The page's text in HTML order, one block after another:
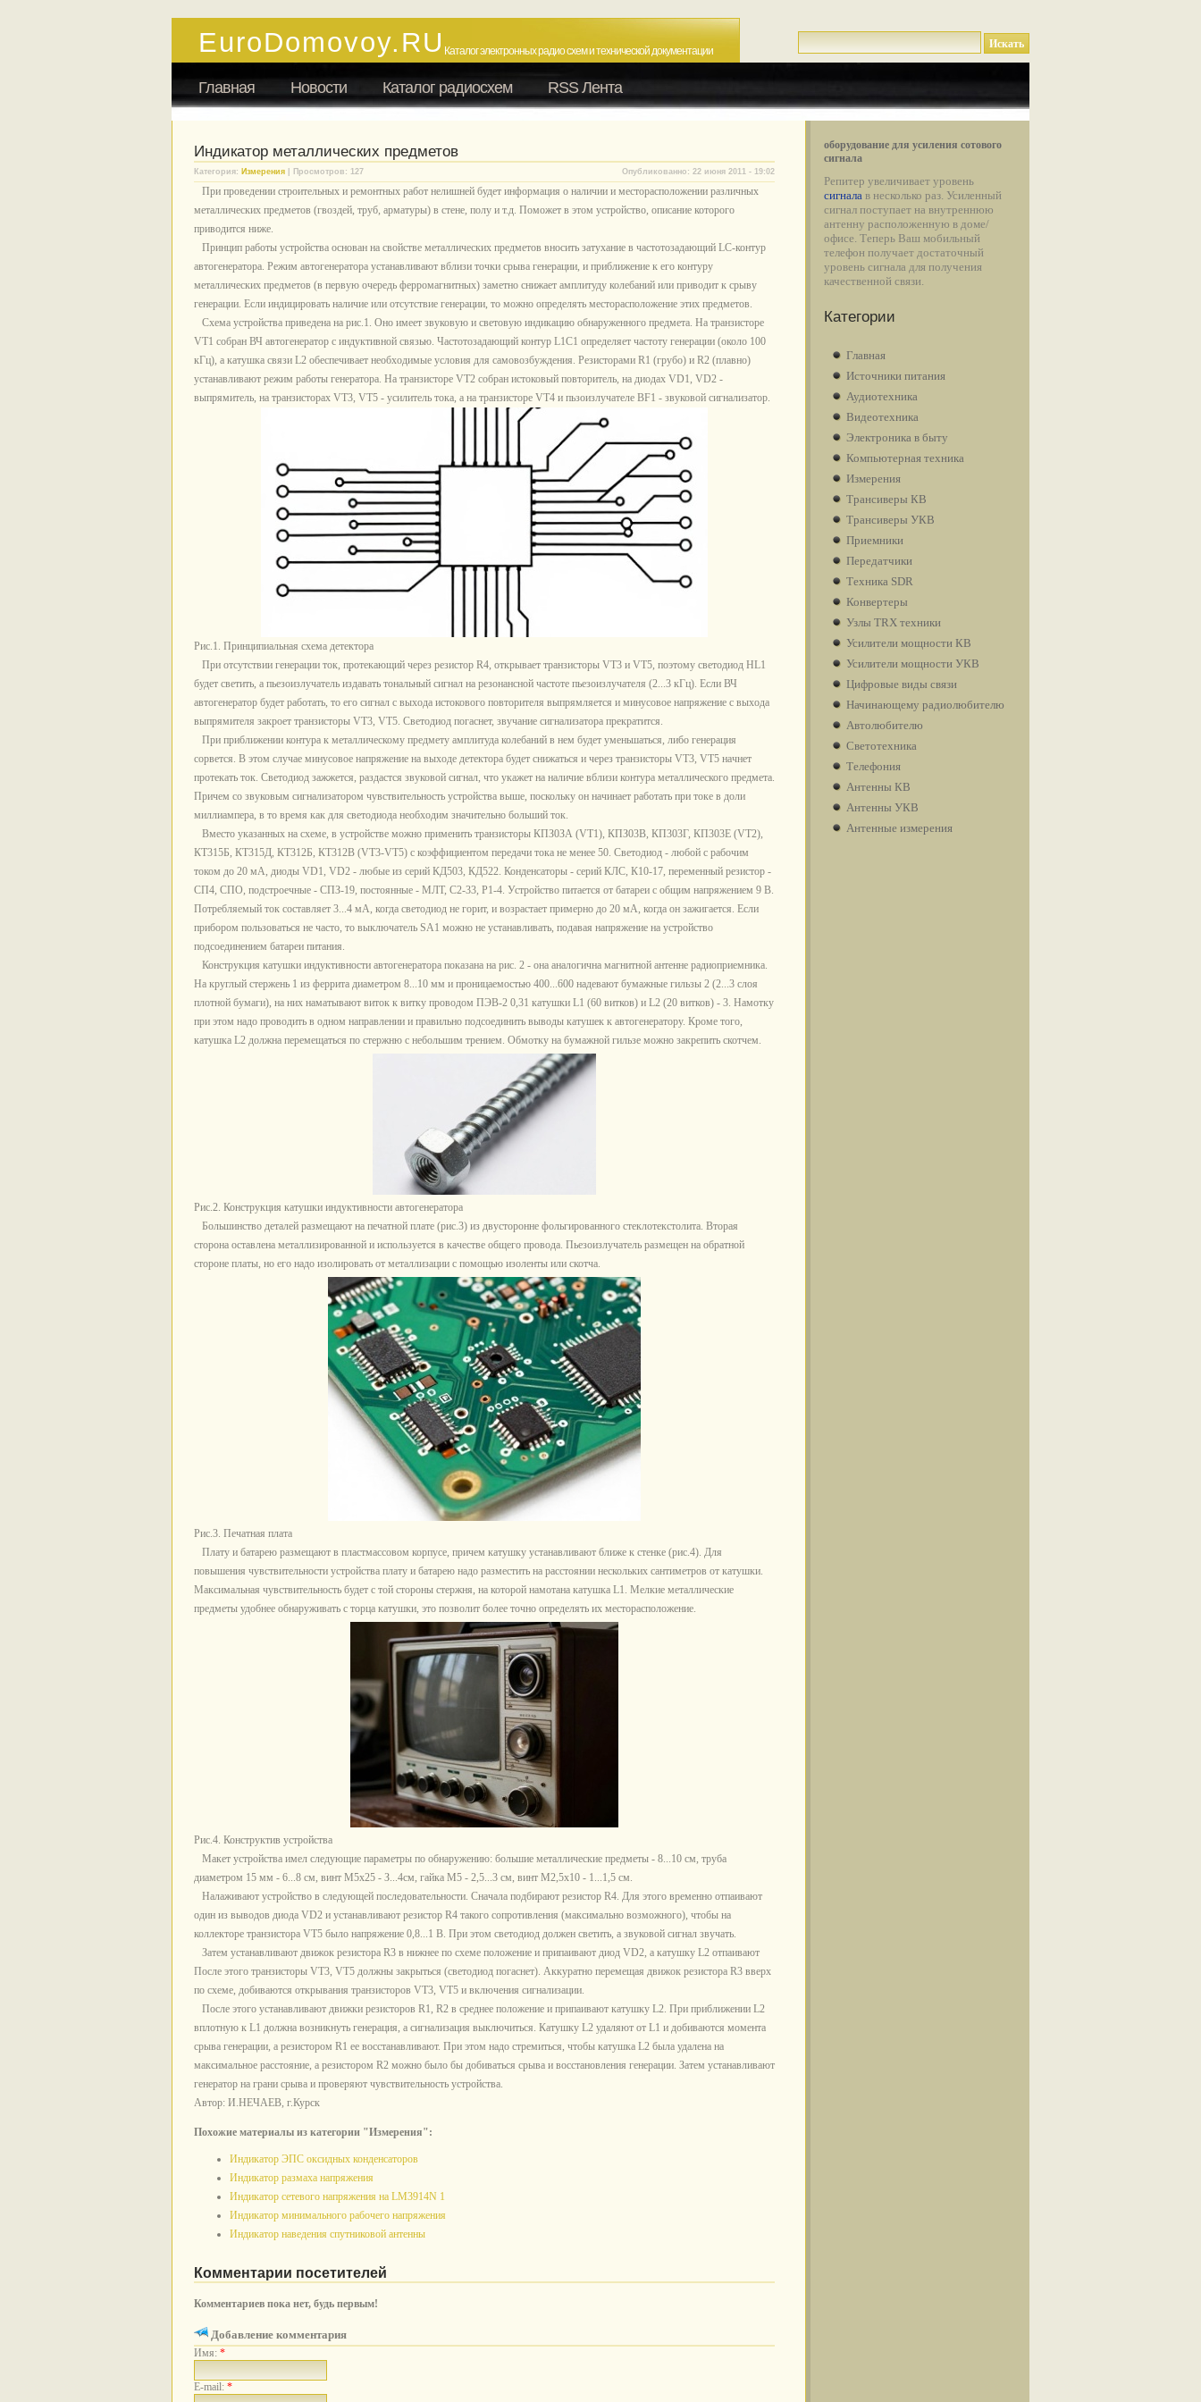
EuroDomovoy.RU Каталог электронных радио схем и технической документации
Главная Новости Каталог радиосхем RSS Лента
Индикатор металлических предметов
Категория: Измерения | Просмотров: 127 Опубликованно: 22 июня 2011 - 19:02
При проведении строительных и ремонтных работ нелишней будет информация о наличии и месторасположении различных
металлических предметов (гвоздей, труб, арматуры) в стене, полу и т.д. Поможет в этом устройство, описание которого
приводится ниже.
Принцип работы устройства основан на свойстве металлических предметов вносить затухание в частотозадающий LC-контур
автогенератора. Режим автогенератора устанавливают вблизи точки срыва генерации, и приближение к его контуру
металлических предметов (в первую очередь ферромагнитных) заметно снижает амплитуду колебаний или приводит к срыву
генерации. Если индицировать наличие или отсутствие генерации, то можно определять месторасположение этих предметов.
Схема устройства приведена на рис.1. Оно имеет звуковую и световую индикацию обнаруженного предмета. На транзисторе
VT1 собран ВЧ автогенератор с индуктивной связью. Частотозадающий контур L1C1 определяет частоту генерации (около 100
кГц), а катушка связи L2 обеспечивает необходимые условия для самовозбуждения. Резисторами R1 (грубо) и R2 (плавно)
устанавливают режим работы генератора. На транзисторе VT2 собран истоковый повторитель, на диодах VD1, VD2 -
выпрямитель, на транзисторах VT3, VT5 - усилитель тока, а на транзисторе VT4 и пьзоизлучателе BF1 - звуковой сигнализатор.
Рис.1. Принципиальная схема детектора
При отсутствии генерации ток, протекающий через резистор R4, открывает транзисторы VT3 и VT5, поэтому светодиод HL1
будет светить, а пьезоизлучатель издавать тональный сигнал на резонансной частоте пьезоизлучателя (2...3 кГц). Если ВЧ
автогенератор будет работать, то его сигнал с выхода истокового повторителя выпрямляется и минусовое напряжение с выхода
выпрямителя закроет транзисторы VT3, VT5. Светодиод погаснет, звучание сигнализатора прекратится.
При приближении контура к металлическому предмету амплитуда колебаний в нем будет уменьшаться, либо генерация
сорвется. В этом случае минусовое напряжение на выходе детектора будет снижаться и через транзисторы VT3, VT5 начнет
протекать ток. Светодиод зажжется, раздастся звуковой сигнал, что укажет на наличие вблизи контура металлического предмета.
Причем со звуковым сигнализатором чувствительность устройства выше, поскольку он начинает работать при токе в доли
миллиампера, в то время как для светодиода необходим значительно больший ток.
Вместо указанных на схеме, в устройстве можно применить транзисторы КПЗ0ЗА (VT1), КПЗ03В, КП303Г, КП303Е (VT2),
КТ315Б, КТ315Д, КТ312Б, КТ312В (VT3-VT5) с коэффициентом передачи тока не менее 50. Светодиод - любой с рабочим
током до 20 мА, диоды VD1, VD2 - любые из серий КД503, КД522. Конденсаторы - серий КЛС, К10-17, переменный резистор -
СП4, СПО, подстроечные - СПЗ-19, постоянные - МЛТ, С2-33, Р1-4. Устройство питается от батареи с общим напряжением 9 В.
Потребляемый ток составляет 3...4 мА, когда светодиод не горит, и возрастает примерно до 20 мА, когда он зажигается. Если
прибором пользоваться не часто, то выключатель SA1 можно не устанавливать, подавая напряжение на устройство
подсоединением батареи питания.
Конструкция катушки индуктивности автогенератора показана на рис. 2 - она аналогична магнитной антенне радиоприемника.
На круглый стержень 1 из феррита диаметром 8...10 мм и проницаемостью 400...600 надевают бумажные гильзы 2 (2...3 слоя
плотной бумаги), на них наматывают виток к витку проводом ПЭВ-2 0,31 катушки L1 (60 витков) и L2 (20 витков) - 3. Намотку
при этом надо проводить в одном направлении и правильно подсоединить выводы катушек к автогенератору. Кроме того,
катушка L2 должна перемещаться по стержню с небольшим трением. Обмотку на бумажной гильзе можно закрепить скотчем.
Рис.2. Конструкция катушки индуктивности автогенератора
Большинство деталей размещают на печатной плате (рис.3) из двусторонне фольгированного стеклотекстолита. Вторая
сторона оставлена металлизированной и используется в качестве общего провода. Пьезоизлучатель размещен на обратной
стороне платы, но его надо изолировать от металлизации с помощью изоленты или скотча.
Рис.3. Печатная плата
Плату и батарею размещают в пластмассовом корпусе, причем катушку устанавливают ближе к стенке (рис.4). Для
повышения чувствительности устройства плату и батарею надо разместить на расстоянии нескольких сантиметров от катушки.
Максимальная чувствительность будет с той стороны стержня, на которой намотана катушка L1. Мелкие металлические
предметы удобнее обнаруживать с торца катушки, это позволит более точно определять их месторасположение.
Рис.4. Конструктив устройства
Макет устройства имел следующие параметры по обнаружению: большие металлические предметы - 8...10 см, труба
диаметром 15 мм - 6...8 см, винт М5х25 - З...4см, гайка М5 - 2,5...3 см, винт М2,5х10 - 1...1,5 см.
Налаживают устройство в следующей последовательности. Сначала подбирают резистор R4. Для этого временно отпаивают
один из выводов диода VD2 и устанавливают резистор R4 такого сопротивления (максимально возможного), чтобы на
коллекторе транзистора VT5 было напряжение 0,8...1 В. При этом светодиод должен светить, а звуковой сигнал звучать.
Затем устанавливают движок резистора R3 в нижнее по схеме положение и припаивают диод VD2, а катушку L2 отпаивают
После этого транзисторы VT3, VT5 должны закрыться (светодиод погаснет). Аккуратно перемещая движок резистора R3 вверх
по схеме, добиваются открывания транзисторов VT3, VT5 и включения сигнализации.
После этого устанавливают движки резисторов R1, R2 в среднее положение и припаивают катушку L2. При приближении L2
вплотную к L1 должна возникнуть генерация, а сигнализация выключиться. Катушку L2 удаляют от L1 и добиваются момента
срыва генерации, а резистором R1 ее восстанавливают. При этом надо стремиться, чтобы катушка L2 была удалена на
максимальное расстояние, а резистором R2 можно было бы добиваться срыва и восстановления генерации. Затем устанавливают
генератор на грани срыва и проверяют чувствительность устройства.
Автор: И.НЕЧАЕВ, г.Курск
Похожие материалы из категории "Измерения":
Индикатор ЭПС оксидных конденсаторов
Индикатор размаха напряжения
Индикатор сетевого напряжения на LM3914N 1
Индикатор минимального рабочего напряжения
Индикатор наведения спутниковой антенны
Комментарии посетителей
Комментариев пока нет, будь первым!
Добавление комментария
Имя: *
E-mail: *
оборудование для усиления сотового
сигнала
Репитер увеличивает уровень
сигнала в несколько раз. Усиленный
сигнал поступает на внутреннюю
антенну расположенную в доме/
офисе. Теперь Ваш мобильный
телефон получает достаточный
уровень сигнала для получения
качественной связи.
Категории
Главная
Источники питания
Аудиотехника
Видеотехника
Электроника в быту
Компьютерная техника
Измерения
Трансиверы КВ
Трансиверы УКВ
Приемники
Передатчики
Техника SDR
Конвертеры
Узлы TRX техники
Усилители мощности КВ
Усилители мощности УКВ
Цифровые виды связи
Начинающему радиолюбителю
Автолюбителю
Светотехника
Телефония
Антенны КВ
Антенны УКВ
Антенные измерения